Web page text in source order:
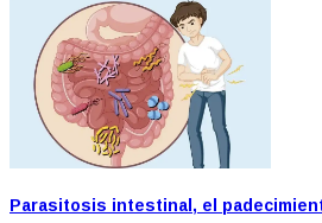
Parasitosis intestinal, el